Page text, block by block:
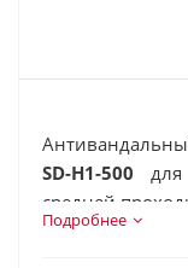
SD-H1-500
средней
Подробнее